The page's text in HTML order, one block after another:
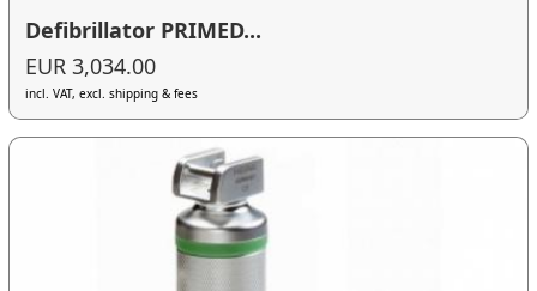
Defibrillator PRIMED...
EUR 3,034.00
incl. VAT, excl. shipping & fees